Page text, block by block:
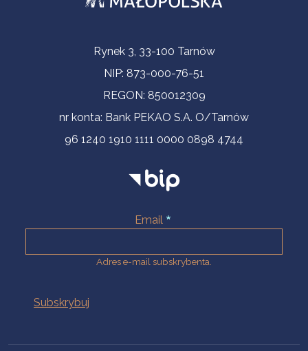
Informacje kontaktoweRynek 3, 33-100 Tarnów
NIP: 873-000-76-51
REGON: 850012309
nr konta: Bank PEKAO S.A. O/Tarnów
96 1240 1910 1111 0000 0898 4744
Email
Adres e-mail subskrybenta.